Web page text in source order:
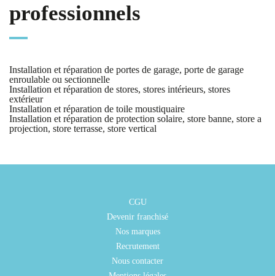
professionnels
Installation et réparation de portes de garage, porte de garage
enroulable ou sectionnelle
Installation et réparation de stores, stores intérieurs, stores
extérieur
Installation et réparation de toile moustiquaire
Installation et réparation de protection solaire, store banne, store a
projection, store terrasse, store vertical
CGU
Devenir franchisé
Nos marques
Recrutement
Nous contacter